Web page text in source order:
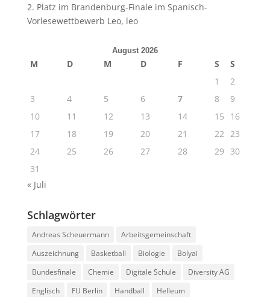
2. Platz im Brandenburg-Finale im Spanisch-
Vorlesewettbewerb Leo, leo
August 2026
M D M D F S
S
1
2
3
4 5 6 7 8
9
10
11 12 13 14 15
16
17
18 19 20 21 22 23
24
25 26 27 28 29
30
31
« Juli
Schlagwörter
Andreas Scheuermann
Arbeitsgemeinschaft
Auszeichnung
Basketball Biologie
Bolyai
Bundesfinale
Chemie Digitale Schule
Diversity AG
Englisch
FU Berlin Handball Helleum